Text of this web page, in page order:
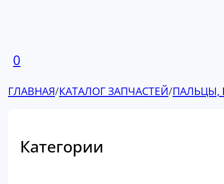
0
ГЛАВНАЯ/КАТАЛОГ ЗАПЧАСТЕЙ/ПАЛЬЦЫ,
Категории